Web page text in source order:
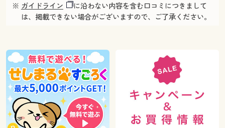
※ ガイドライン
に沿わない内容を含む口コミにつきまして
は、掲載できない場合がございますので、ご了承ください。